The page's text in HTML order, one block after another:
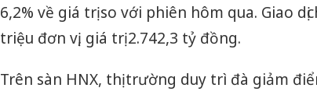
6,2% về giá trị so với phiên hôm qua. Giao
triệu đơn vị, giá trị 2.742,3 tỷ đồng.
Trên sàn HNX, thị trường duy trì đà giảm